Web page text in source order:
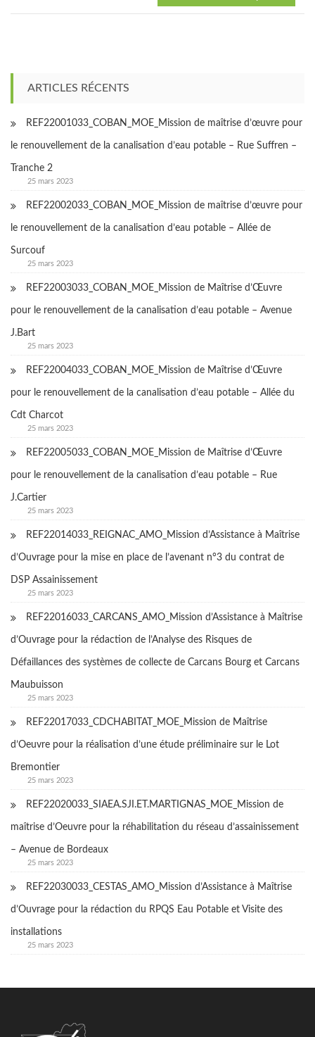
ARTICLES RÉCENTS
REF22001033_COBAN_MOE_Mission de maîtrise d’œuvre pour
le renouvellement de la canalisation d’eau potable – Rue Suffren –
Tranche 2
25 mars 2023
REF22002033_COBAN_MOE_Mission de maîtrise d’œuvre pour
le renouvellement de la canalisation d’eau potable – Allée de
Surcouf
25 mars 2023
REF22003033_COBAN_MOE_Mission de Maîtrise d’Œuvre
pour le renouvellement de la canalisation d’eau potable – Avenue
J.Bart
25 mars 2023
REF22004033_COBAN_MOE_Mission de Maîtrise d’Œuvre
pour le renouvellement de la canalisation d’eau potable – Allée du
Cdt Charcot
25 mars 2023
REF22005033_COBAN_MOE_Mission de Maîtrise d’Œuvre
pour le renouvellement de la canalisation d’eau potable – Rue
J.Cartier
25 mars 2023
REF22014033_REIGNAC_AMO_Mission d’Assistance à Maîtrise
d’Ouvrage pour la mise en place de l’avenant n°3 du contrat de
DSP Assainissement
25 mars 2023
REF22016033_CARCANS_AMO_Mission d’Assistance à Maîtrise
d’Ouvrage pour la rédaction de l’Analyse des Risques de
Défaillances des systèmes de collecte de Carcans Bourg et Carcans
Maubuisson
25 mars 2023
REF22017033_CDCHABITAT_MOE_Mission de Maîtrise
d’Oeuvre pour la réalisation d’une étude préliminaire sur le Lot
Bremontier
25 mars 2023
REF22020033_SIAEA.SJI.ET.MARTIGNAS_MOE_Mission de
maîtrise d’Oeuvre pour la réhabilitation du réseau d’assainissement
– Avenue de Bordeaux
25 mars 2023
REF22030033_CESTAS_AMO_Mission d’Assistance à Maîtrise
d’Ouvrage pour la rédaction du RPQS Eau Potable et Visite des
installations
25 mars 2023